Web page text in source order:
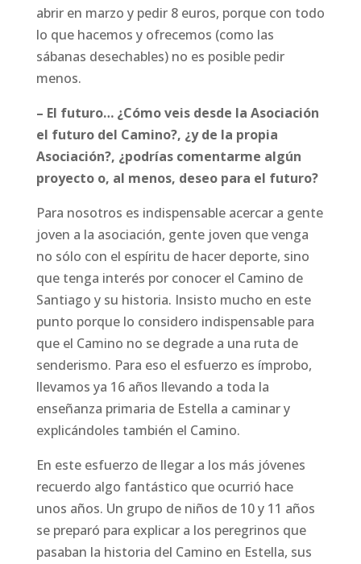
abrir en marzo y pedir 8 euros, porque con todo
lo que hacemos y ofrecemos (como las
sábanas desechables) no es posible pedir
menos.
– El futuro… ¿Cómo veis desde la Asociación
el futuro del Camino?, ¿y de la propia
Asociación?, ¿podrías comentarme algún
proyecto o, al menos, deseo para el futuro?
Para nosotros es indispensable acercar a gente
joven a la asociación, gente joven que venga
no sólo con el espíritu de hacer deporte, sino
que tenga interés por conocer el Camino de
Santiago y su historia. Insisto mucho en este
punto porque lo considero indispensable para
que el Camino no se degrade a una ruta de
senderismo. Para eso el esfuerzo es ímprobo,
llevamos ya 16 años llevando a toda la
enseñanza primaria de Estella a caminar y
explicándoles también el Camino.
En este esfuerzo de llegar a los más jóvenes
recuerdo algo fantástico que ocurrió hace
unos años. Un grupo de niños de 10 y 11 años
se preparó para explicar a los peregrinos que
pasaban la historia del Camino en Estella, sus